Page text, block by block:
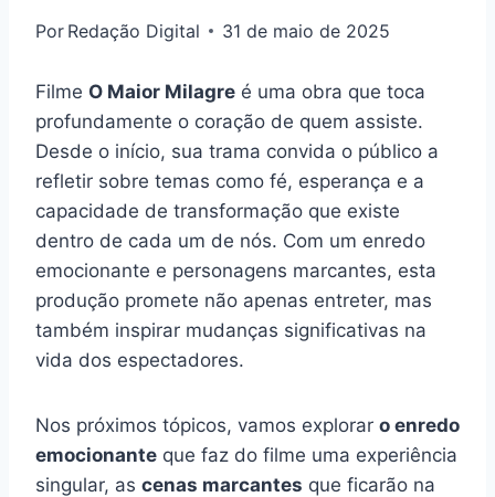
Por Redação Digital 31 de maio de 2025
Filme O Maior Milagre é uma obra que toca
profundamente o coração de quem assiste.
Desde o início, sua trama convida o público a
refletir sobre temas como fé, esperança e a
capacidade de transformação que existe
dentro de cada um de nós. Com um enredo
emocionante e personagens marcantes, esta
produção promete não apenas entreter, mas
também inspirar mudanças significativas na
vida dos espectadores.
Nos próximos tópicos, vamos explorar o enredo
emocionante que faz do filme uma experiência
singular, as cenas marcantes que ficarão na